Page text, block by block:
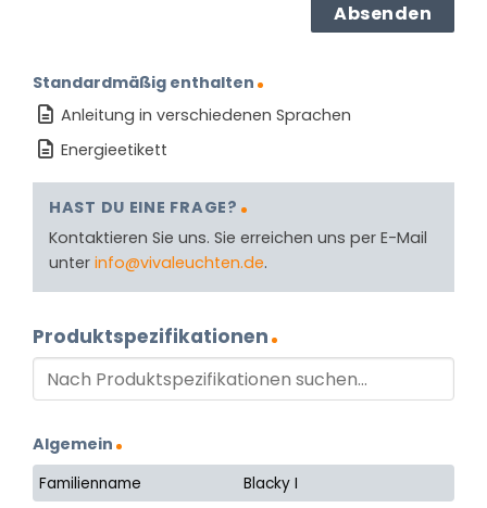
Standardmäßig enthalten
Anleitung in verschiedenen Sprachen
Energieetikett
HAST DU EINE FRAGE?
Kontaktieren Sie uns. Sie erreichen uns per E-Mail
unter info@vivaleuchten.de.
Produktspezifikationen
Algemein
Familienname
Blacky I